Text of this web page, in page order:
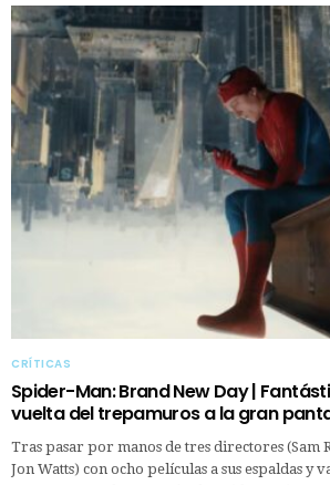
CRÍTICAS
Spider-Man: Brand New Day |
vuelta del trepamuros a la gran
Tras pasar por manos de tres directores (Sam
Jon Watts) con ocho películas a sus espaldas y